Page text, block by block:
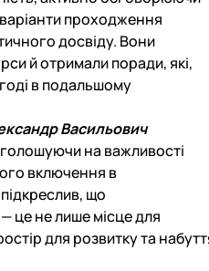
проходження
досвіду. Вони
й отримали поради, які,
в подальшому
Васильович
на важливості
включення в
що
це не лише місце для
для розвитку та